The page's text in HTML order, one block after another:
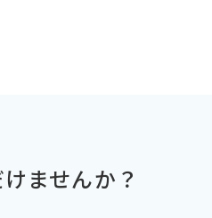
ませんか？